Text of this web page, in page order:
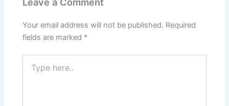
Your email address will not be published. Required
fields are marked *
here..